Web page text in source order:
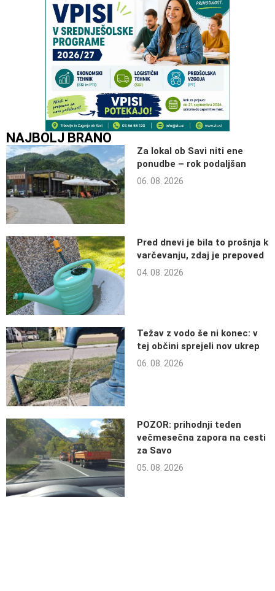
NAJBOLJ BRANO
Za lokal ob Savi niti ene
ponudbe – rok podaljšan
06. 08. 2026
Pred dnevi je bila to prošnja k
varčevanju, zdaj je prepoved
04. 08. 2026
Težav z vodo še ni konec: v
tej občini sprejeli nov ukrep
06. 08. 2026
POZOR: prihodnji teden
večmesečna zapora na cesti
za Savo
05. 08. 2026